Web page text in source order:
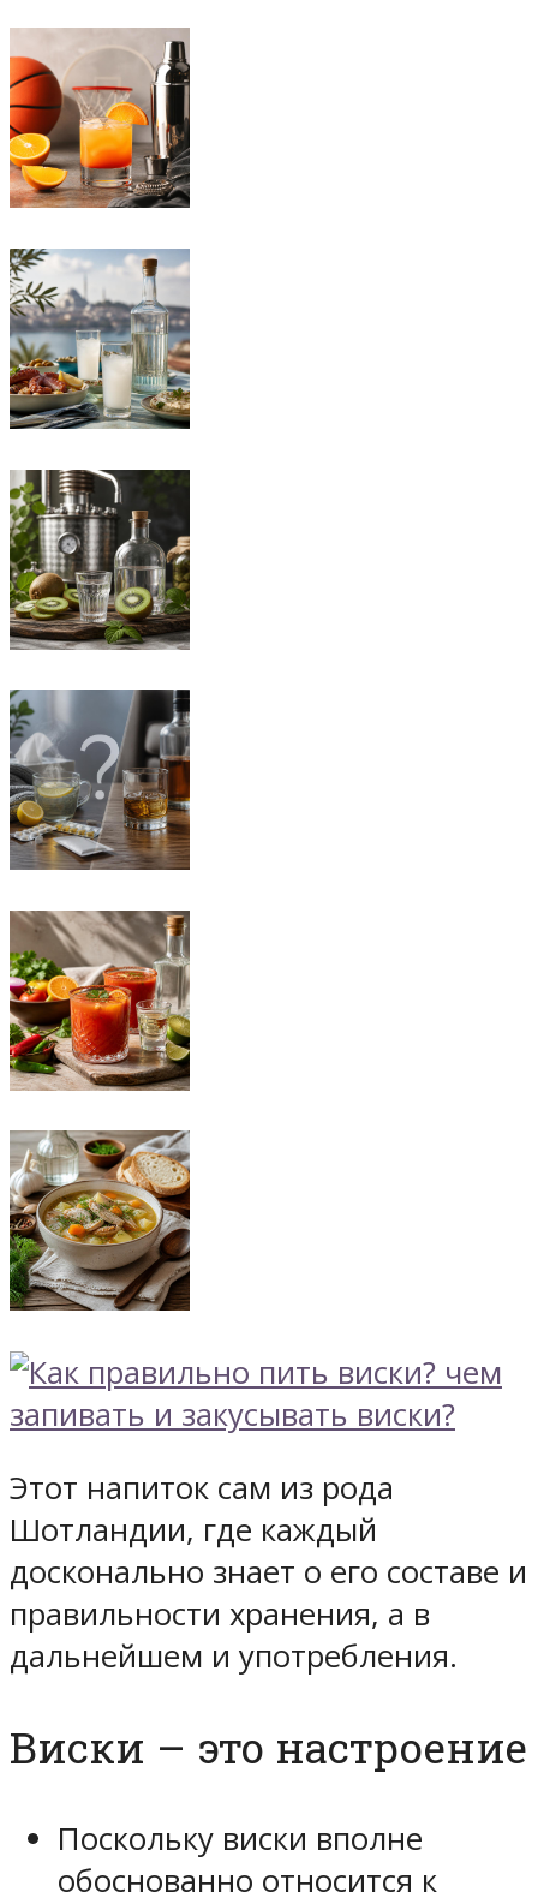
Этот напиток сам из рода
Шотландии, где каждый
досконально знает о его составе и
правильности хранения, а в
дальнейшем и употребления.
Виски – это настроение
Поскольку виски вполне
обоснованно относится к